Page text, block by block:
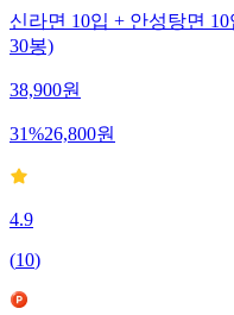
신라면 10입 + 안성탕면
30봉)
38,900원
31%26,800원
4.9
(10)